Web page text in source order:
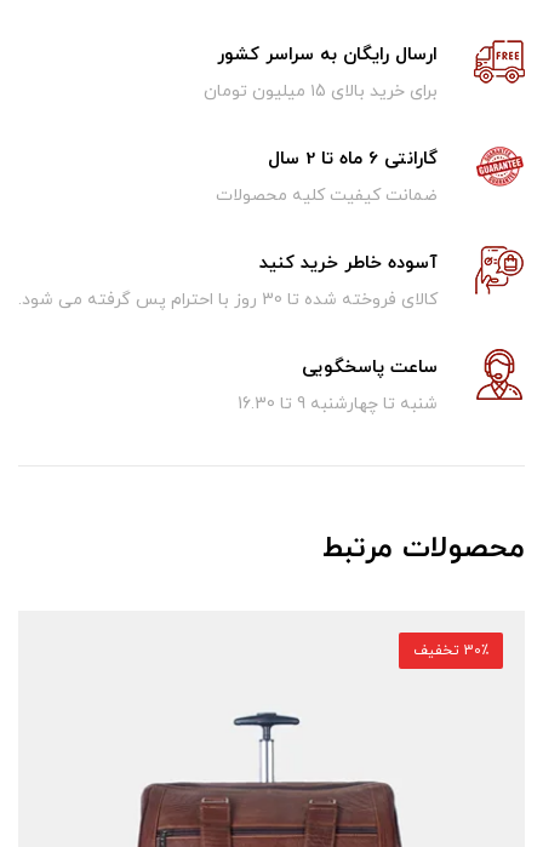
ارسال رایگان به سراسر کشور
برای خرید بالای ۱5 میلیون تومان
گارانتی 6 ماه تا 2 سال
ضمانت کیفیت کلیه محصولات
آسوده خاطر خرید کنید
کالای فروخته شده تا 30 روز با احترام پس گرفته می شود.
ساعت پاسخگویی
شنبه تا چهارشنبه 9 تا 16.30
محصولات مرتبط
30٪ تخفیف